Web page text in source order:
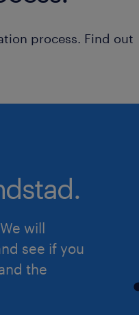
process. Find out
will
see if you
the